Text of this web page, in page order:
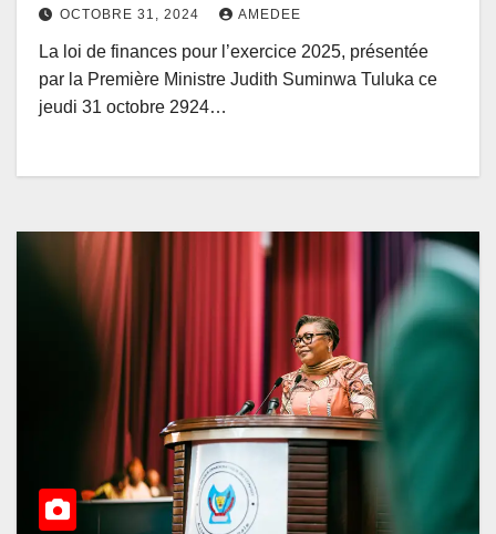
OCTOBRE 31, 2024 AMEDEE
La loi de finances pour l’exercice 2025, présentée
par la Première Ministre Judith Suminwa Tuluka ce
jeudi 31 octobre 2924…